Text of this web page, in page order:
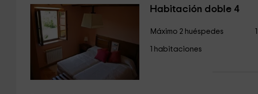
Habitación doble 4
Máximo 2 huéspedes
1 habitaciones